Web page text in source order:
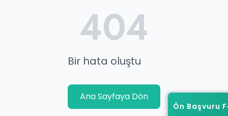
Ön Başvuru
404
Bir hata oluştu
Ana Sayfaya Dön
Ön Başvuru